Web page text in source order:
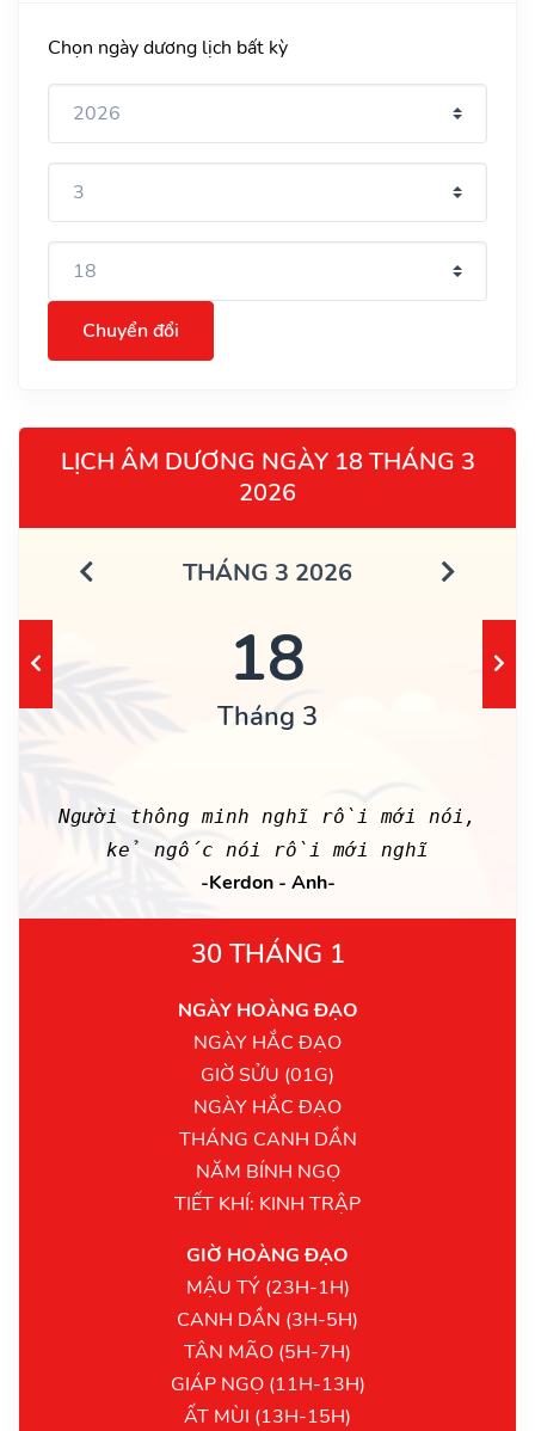
Chọn ngày dương lịch bất kỳ
Chuyển đổi
LỊCH ÂM DƯƠNG NGÀY 18 THÁNG 3
2026
THÁNG 3 2026
18
Tháng 3
Người thông minh nghĩ rồi mới nói,
kẻ ngốc nói rồi mới nghĩ
-Kerdon - Anh-
30 THÁNG 1
NGÀY HOÀNG ĐẠO
NGÀY HẮC ĐẠO
GIỜ SỬU (01G)
NGÀY HẮC ĐẠO
THÁNG CANH DẦN
NĂM BÍNH NGỌ
TIẾT KHÍ: KINH TRẬP
GIỜ HOÀNG ĐẠO
MẬU TÝ (23H-1H)
CANH DẦN (3H-5H)
TÂN MÃO (5H-7H)
GIÁP NGỌ (11H-13H)
ẤT MÙI (13H-15H)